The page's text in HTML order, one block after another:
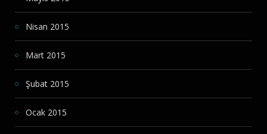
Nisan 2015
Mart 2015
Şubat 2015
Ocak 2015